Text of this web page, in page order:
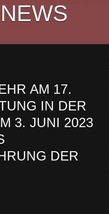
AM 17.
IN DER
3. JUNI 2023
DER